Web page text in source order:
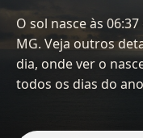
O sol nasce às
MG. Veja outros
dia, onde ver o
todos os dias do